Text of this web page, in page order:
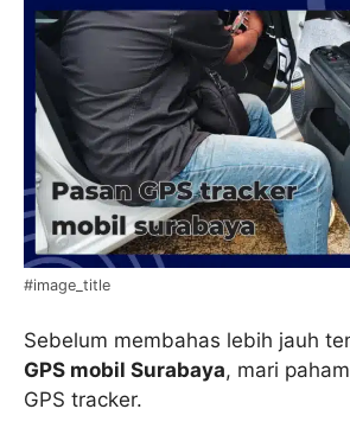
#image_title
Sebelum membahas lebih jauh
GPS mobil Surabaya, mari
GPS tracker.